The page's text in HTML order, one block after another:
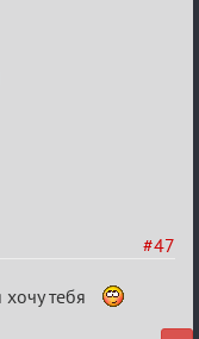
#47
тебя